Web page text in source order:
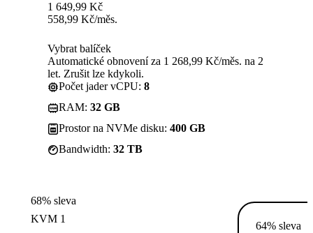
1 649,99 Kč
558,99 Kč/měs.
Vybrat balíček
Automatické obnovení za 1 268,99 Kč/měs. na 2
let. Zrušit lze kdykoli.
Počet jader vCPU: 8
RAM: 32 GB
Prostor na NVMe disku: 400 GB
Bandwidth: 32 TB
68% sleva
KVM 1
64% sleva